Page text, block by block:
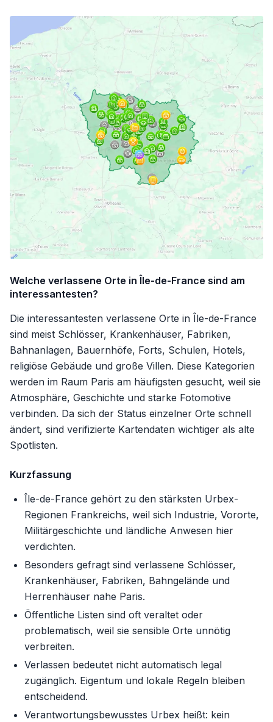
Welche verlassene Orte in Île-de-France sind am
interessantesten?
Die interessantesten verlassene Orte in Île-de-France
sind meist Schlösser, Krankenhäuser, Fabriken,
Bahnanlagen, Bauernhöfe, Forts, Schulen, Hotels,
religiöse Gebäude und große Villen. Diese Kategorien
werden im Raum Paris am häufigsten gesucht, weil sie
Atmosphäre, Geschichte und starke Fotomotive
verbinden. Da sich der Status einzelner Orte schnell
ändert, sind verifizierte Kartendaten wichtiger als alte
Spotlisten.
Kurzfassung
Île-de-France gehört zu den stärksten Urbex-
Regionen Frankreichs, weil sich Industrie, Vororte,
Militärgeschichte und ländliche Anwesen hier
verdichten.
Besonders gefragt sind verlassene Schlösser,
Krankenhäuser, Fabriken, Bahngelände und
Herrenhäuser nahe Paris.
Öffentliche Listen sind oft veraltet oder
problematisch, weil sie sensible Orte unnötig
verbreiten.
Verlassen bedeutet nicht automatisch legal
zugänglich. Eigentum und lokale Regeln bleiben
entscheidend.
Verantwortungsbewusstes Urbex heißt: kein